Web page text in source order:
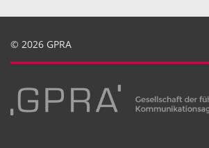
© 2026 GPRA